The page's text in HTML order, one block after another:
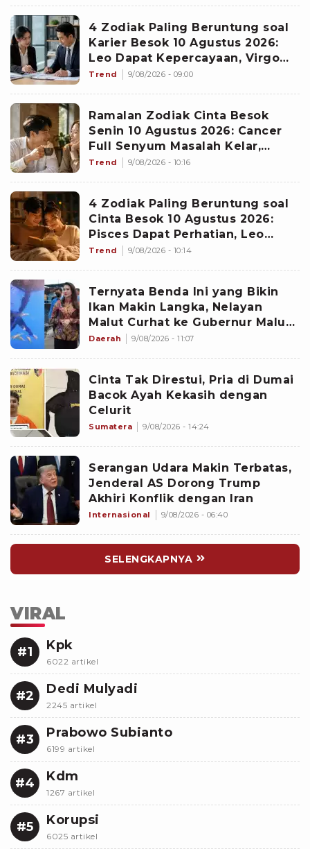
4 Zodiak Paling Beruntung soal
Karier Besok 10 Agustus 2026:
Leo Dapat Kepercayaan, Virgo
Makin Diperhitungkan
Trend 9/08/2026 - 09:00
Ramalan Zodiak Cinta Besok
Senin 10 Agustus 2026: Cancer
Full Senyum Masalah Kelar,
Scorpio Awas Terprovokasi
Trend 9/08/2026 - 10:16
4 Zodiak Paling Beruntung soal
Cinta Besok 10 Agustus 2026:
Pisces Dapat Perhatian, Leo
Makin Dekat dengan Si Dia
Trend 9/08/2026 - 10:14
Ternyata Benda Ini yang Bikin
Ikan Makin Langka, Nelayan
Malut Curhat ke Gubernur Malut
Sherly Tjoanda soal Rumpon
Daerah 9/08/2026 - 11:07
Cinta Tak Direstui, Pria di Dumai
Bacok Ayah Kekasih dengan
Celurit
Sumatera 9/08/2026 - 14:24
Serangan Udara Makin Terbatas,
Jenderal AS Dorong Trump
Akhiri Konflik dengan Iran
Internasional 9/08/2026 - 06:40
SELENGKAPNYA
VIRAL
#1 Kpk
6022 artikel
#2 Dedi Mulyadi
2245 artikel
#3 Prabowo Subianto
6199 artikel
#4 Kdm
1267 artikel
#5 Korupsi
6025 artikel